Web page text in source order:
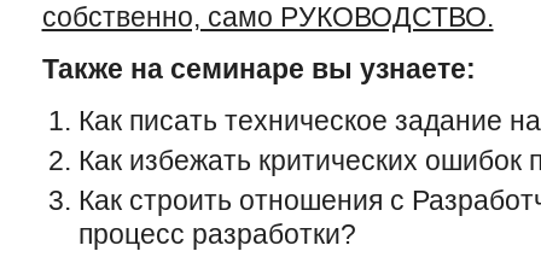
собственно, само РУКОВОДСТВО.
Также на семинаре вы узнаете:
Как писать техническое задание
Как избежать критических ошибок
Как строить отношения с
процесс разработки?